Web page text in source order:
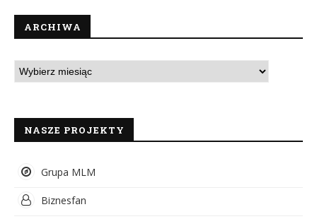
ARCHIWA
NASZE PROJEKTY
Grupa MLM
Biznesfan